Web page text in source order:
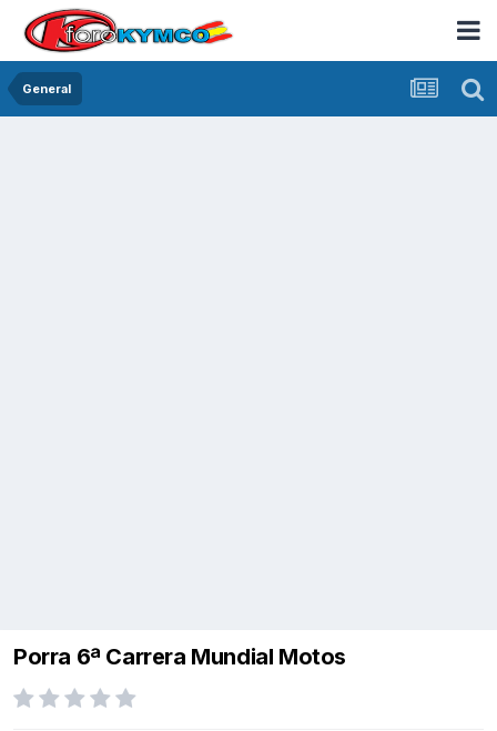
General
Porra 6ª Carrera Mundial Motos